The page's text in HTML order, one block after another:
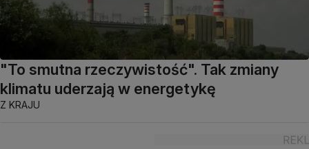
"To smutna rzeczywistość". Tak zmiany
klimatu uderzają w energetykę
Z KRAJU